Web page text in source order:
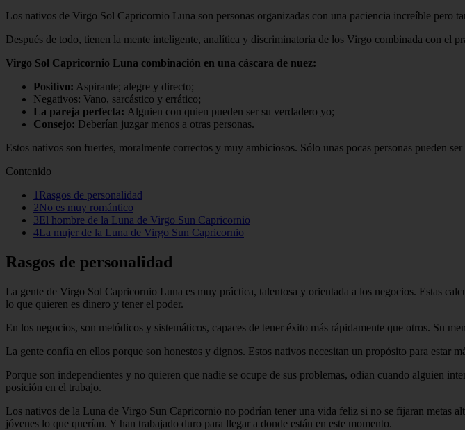
Los nativos de Virgo Sol Capricornio Luna son personas organizadas con una paciencia increíble pero
Después de todo, tienen la mente inteligente, analítica y discriminatoria de los Virgo combinada con el
Virgo Sol Capricornio Luna combinación en una cáscara de nuez:
Positivo: Aspirante; alegre y directo;
Negativos: Vano, sarcástico y errático;
La pareja perfecta: Alguien con quien pueden ser su verdadero yo;
Consejo: Deberían juzgar menos a otras personas.
Estos nativos son fuertes, moralmente correctos y muy ambiciosos. Sólo unas pocas personas pueden
Contenido
1Rasgos de personalidad
2No es muy romántico
3El hombre de la Luna de Virgo Sun Capricornio
4La mujer de la Luna de Virgo Sun Capricornio
Rasgos de personalidad
La gente de Virgo Sol Capricornio Luna es muy práctica, talentosa y orientada a los negocios. Estas
lo que quieren es dinero y tener el poder.
En los negocios, son metódicos y sistemáticos, capaces de tener éxito más rápidamente que otros. Su
La gente confía en ellos porque son honestos y dignos. Estos nativos necesitan un propósito para estar
Porque son independientes y no quieren que nadie se ocupe de sus problemas, odian cuando alguien
posición en el trabajo.
Los nativos de la Luna de Virgo Sun Capricornio no podrían tener una vida feliz si no se fijaran metas
jóvenes lo que querían. Y han trabajado duro para llegar a donde están en este momento.